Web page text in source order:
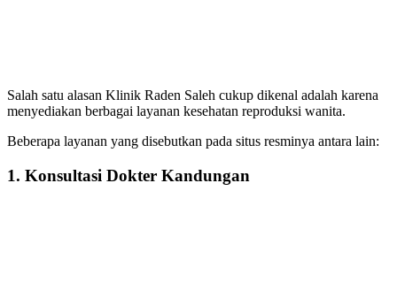
Salah satu alasan Klinik Raden Saleh cukup dikenal adalah karena
menyediakan berbagai layanan kesehatan reproduksi wanita.
Beberapa layanan yang disebutkan pada situs resminya antara lain:
1. Konsultasi Dokter Kandungan